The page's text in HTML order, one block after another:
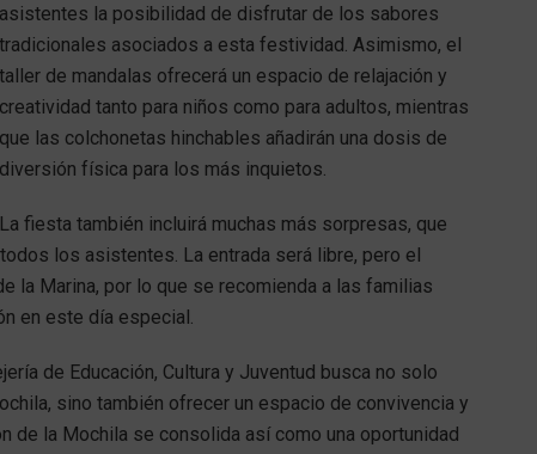
asistentes la posibilidad de disfrutar de los sabores
tradicionales asociados a esta festividad. Asimismo, el
taller de mandalas ofrecerá un espacio de relajación y
creatividad tanto para niños como para adultos, mientras
que las colchonetas hinchables añadirán una dosis de
diversión física para los más inquietos.
La fiesta también incluirá muchas más sorpresas, que
los asistentes. La entrada será libre, pero el
la Marina, por lo que se recomienda a las familias
en este día especial.
de Educación, Cultura y Juventud busca no solo
sino también ofrecer un espacio de convivencia y
de la Mochila se consolida así como una oportunidad